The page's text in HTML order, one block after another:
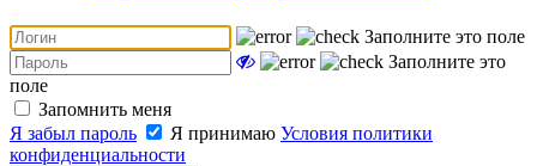
Заполните это поле
Заполните это
поле
Запомнить меня
Я забыл пароль
Я принимаю Условия политики
конфиденциальности